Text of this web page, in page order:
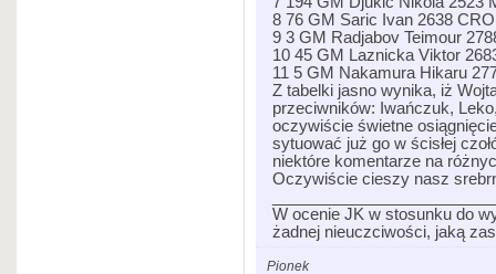
8 76 GM Saric Ivan 2638
9 3 GM Radjabov Teimour
10 45 GM Laznicka Viktor
11 5 GM Nakamura Hikaru
Z tabelki jasno wynika, iż
przeciwników: Iwańczuk,
oczywiście świetne
sytuować już go w ścisłej
niektóre komentarze na
Oczywiście cieszy nasz
W ocenie JK w stosunku do
żadnej nieuczciwości, jaką
Pionek